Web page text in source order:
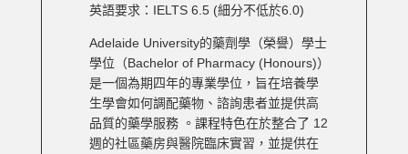
英語要求：IELTS 6.5 (細分不低於6.0)
Adelaide University的藥劑學（榮譽）學士
學位（Bachelor of Pharmacy (Honours)）
是一個為期四年的專業學位，旨在培養學
生學會如何調配藥物、諮詢患者並提供高
品質的藥學服務 。課程特色在於整合了 12
週的社區藥房與醫院臨床實習，並提供在